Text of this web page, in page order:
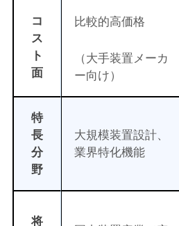
コ
ス
ト
面
比較的高価格
（大手装置メーカ
ー向け）
特
長
分
野
大規模装置設計、
業界特化機能
将